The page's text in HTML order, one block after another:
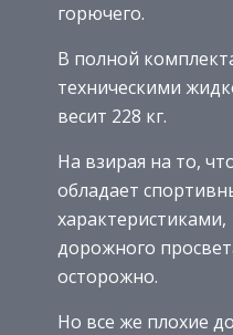
горючего.
В полной
техническими
весит 228 кг.
На взирая на то,
обладает
дорожного
осторожно.
Но все же плохие